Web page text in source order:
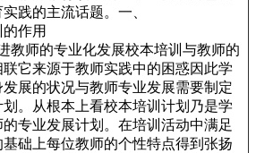
践的主流话题。一、
作用
教师的专业化发展校本培训与教师的
联它来源于教师实践中的困惑因此学
展的状况与教师专业发展需要制定
。从根本上看校本培训计划乃是学
专业发展计划。在培训活动中满足
础上每位教师的个性特点得到张扬